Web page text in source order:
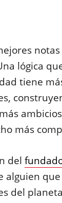
lógica
tiene
más
del
alguien
del